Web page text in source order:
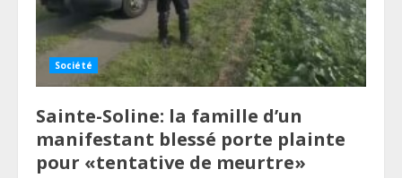
Société
Sainte-Soline: la famille d’un
manifestant blessé porte plainte
pour «tentative de meurtre»